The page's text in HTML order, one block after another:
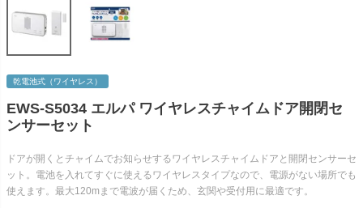
乾電池式（ワイヤレス）
EWS-S5034 エルパ ワイヤレスチャイムドア開閉セ
ンサーセット
ドアが開くとチャイムでお知らせするワイヤレスチャイムドアと開閉センサーセ
ット。電池を入れてすぐに使えるワイヤレスタイプなので、電源がない場所でも
使えます。最大120mまで電波が届くため、玄関や受付用に最適です。